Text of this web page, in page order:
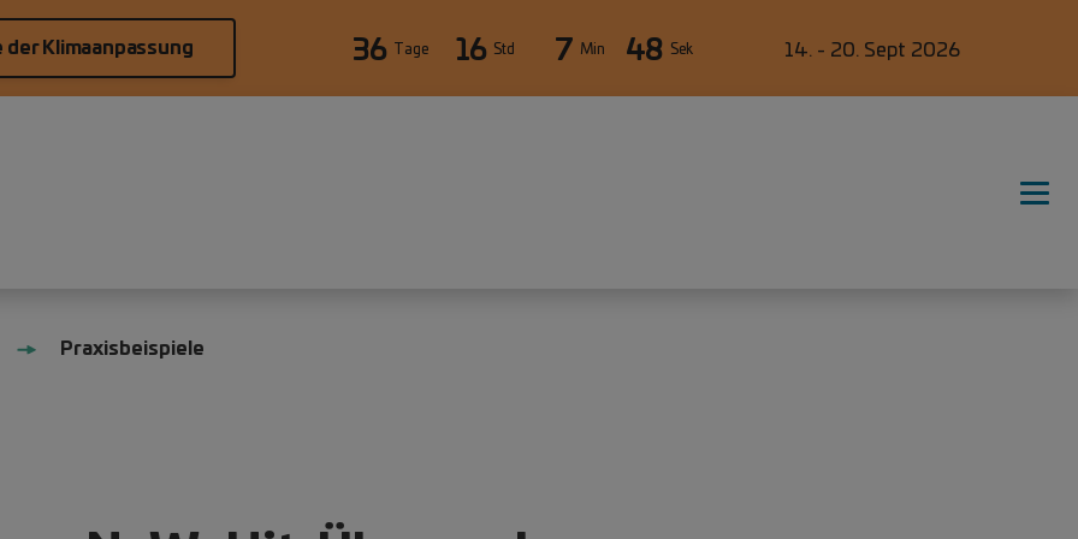
Klimaanpassung
36 Tage 16 Std 7 Min 47 Sek 14. - 20. Sept 2026
Praxisbeispiele